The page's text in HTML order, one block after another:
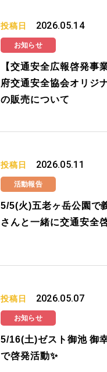
投稿日 2026.05.14
お知らせ
【交通安全広報啓発事
府交通安全協会オリジ
の販売について
投稿日 2026.05.11
活動報告
5/5(火)五老ヶ岳公園で
さんと一緒に交通安全
投稿日 2026.05.07
お知らせ
5/16(土)ゼスト御池 御
で啓発活動✨